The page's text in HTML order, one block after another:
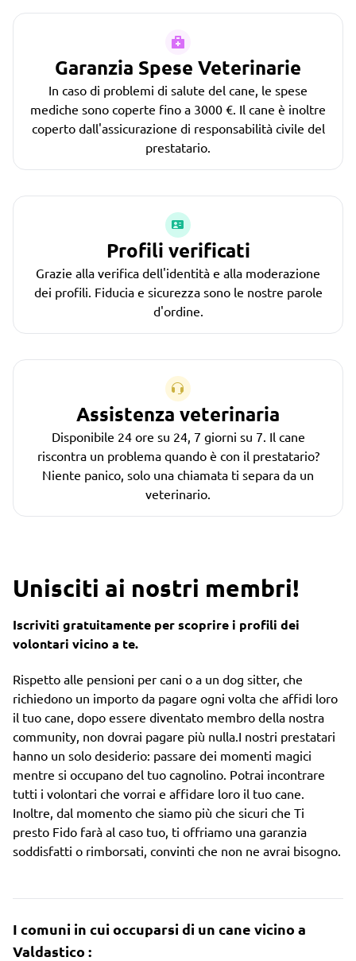
Garanzia Spese Veterinarie
In caso di problemi di salute del cane, le spese
mediche sono coperte fino a 3000 €. Il cane è inoltre
coperto dall'assicurazione di responsabilità civile del
prestatario.
Profili verificati
Grazie alla verifica dell'identità e alla moderazione
dei profili. Fiducia e sicurezza sono le nostre parole
d'ordine.
Assistenza veterinaria
Disponibile 24 ore su 24, 7 giorni su 7. Il cane
riscontra un problema quando è con il prestatario?
Niente panico, solo una chiamata ti separa da un
veterinario.
Unisciti ai nostri membri!
Iscriviti gratuitamente per scoprire i profili dei
volontari vicino a te.
Rispetto alle pensioni per cani o a un dog sitter, che
richiedono un importo da pagare ogni volta che affidi loro
il tuo cane, dopo essere diventato membro della nostra
community, non dovrai pagare più nulla.I nostri prestatari
hanno un solo desiderio: passare dei momenti magici
mentre si occupano del tuo cagnolino. Potrai incontrare
tutti i volontari che vorrai e affidare loro il tuo cane.
Inoltre, dal momento che siamo più che sicuri che Ti
presto Fido farà al caso tuo, ti offriamo una garanzia
soddisfatti o rimborsati, convinti che non ne avrai bisogno.
I comuni in cui occuparsi di un cane vicino a
Valdastico :